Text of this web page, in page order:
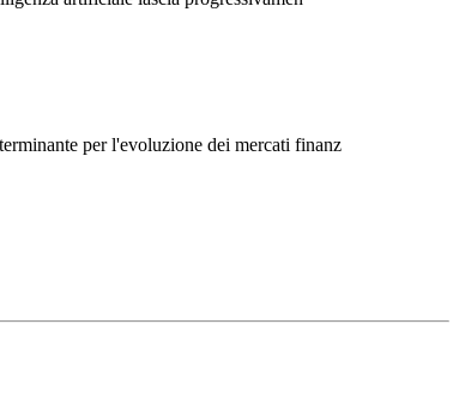
per l'evoluzione dei mercati finanz